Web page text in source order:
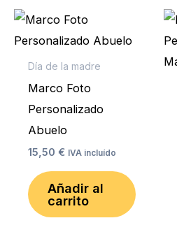
Día de la madre
Marco Foto
Personalizado
Abuelo
15,50 € IVA incluído
Añadir al
carrito